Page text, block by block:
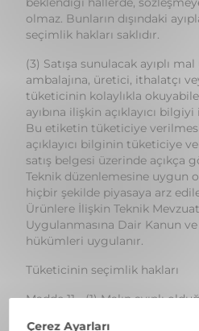
ambalajına, üretici, ithalatçı
tüketicinin kolaylıkla
ayıbına ilişkin açıklayıcı
Bu etiketin tüketiciye verilmesi
açıklayıcı bilginin tüketiciye
satış belgesi üzerinde açıkça
Teknik düzenlemesine uygun
hiçbir şekilde piyasaya arz
Ürünlere İlişkin Teknik
Uygulanmasına Dair Kanun
hükümleri uygulanır.
Tüketicinin seçimlik hakları
Madde 11 - (1) Malın ayıplı
durumunda tüketici;
a) Satılanı geri vermeye hazır
sözleşmeden dönme,
b) Satılanı alıkoyup ayıp